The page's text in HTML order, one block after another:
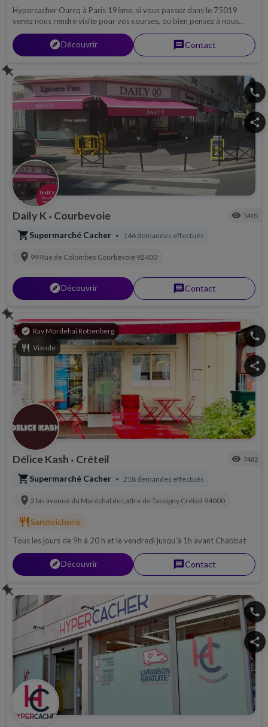
Hypercacher Ourcq à Paris 19ème, si vous passez dans le 75019
venez nous rendre visite pour vos courses, ou bien pensez à nous
contacter par téléphone pour découvrir notre magasin, ou pour une
livraison si possible sur 75...
explorerDécouvrir messageContact
phone
share
Daily K • Courbevoie visibility 5405
shopping_cartSupermarché Cacher • 146 demandes effectués
location_on 99 Rue de Colombes Courbevoie 92400
explorerDécouvrir messageContact
verified Rav Mordehai Rottenberg
restaurant Viande
phone
share
Délice Kash • Créteil visibility 7482
shopping_cartSupermarché Cacher • 218 demandes effectués
location_on 2 bis avenue du Maréchal de Lattre de Tassigny Créteil 94000
restaurant Sandwicherie
Tous les jours de 9h à 20 h et le vendredi jusqu'à 1h avant Chabbat
explorerDécouvrir messageContact
phone
share